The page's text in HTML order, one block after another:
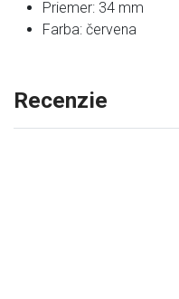
Priemer: 34 mm
Farba: červena
Recenzie